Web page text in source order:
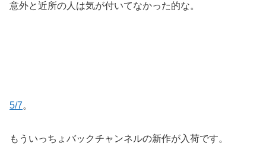
意外と近所の人は気が付いてなかった的な。
5/7。
もういっちょバックチャンネルの新作が入荷です。